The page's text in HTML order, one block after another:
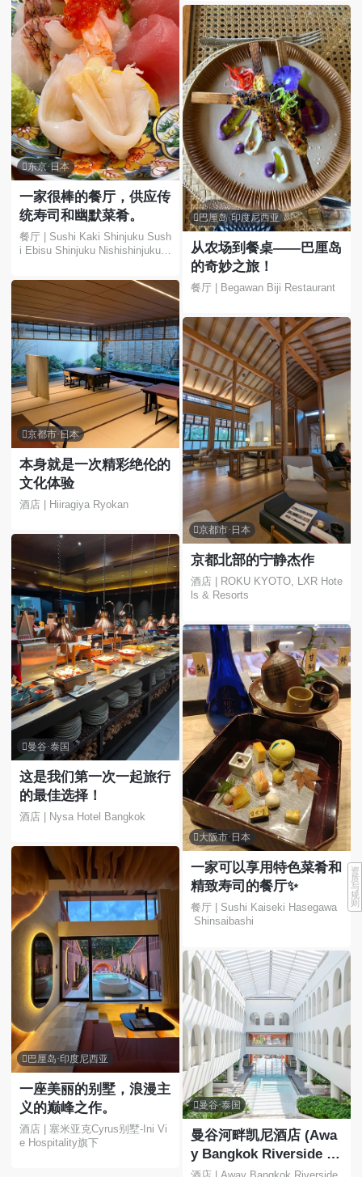
 巴厘岛·印度尼西亚
从农场到餐桌——巴厘岛
的奇妙之旅！
餐厅 | Begawan Biji Restaurant
东京·日本
一家很棒的餐厅，供应传
统寿司和幽默菜肴。
餐厅 | Sushi Kaki Shinjuku Sush
i Ebisu Shinjuku Nishishinjuku K
京都市·日本
京都北部的宁静杰作
酒店 | ROKU KYOTO, LXR Hote
ls & Resorts
京都市·日本
本身就是一次精彩绝伦的
文化体验
酒店 | Hiiragiya Ryokan
大阪市·日本
一家可以享用特色菜肴和
精致寿司的餐厅✨
餐厅 | Sushi Kaiseki Hasegawa
Shinsaibashi
曼谷·泰国
这是我们第一次一起旅行
的最佳选择！
酒店 | Nysa Hotel Bangkok
曼谷·泰国
曼谷河畔凯尼酒店 (Awa
y Bangkok Riverside K
ene) 位于乍伦那空区湄
巴厘岛·印度尼西亚
一座美丽的别墅，浪漫主
义的巅峰之作。
酒店 | 塞米亚克Cyrus别墅-Ini Vi
e Hospitality旗下
资
质
与
规
则